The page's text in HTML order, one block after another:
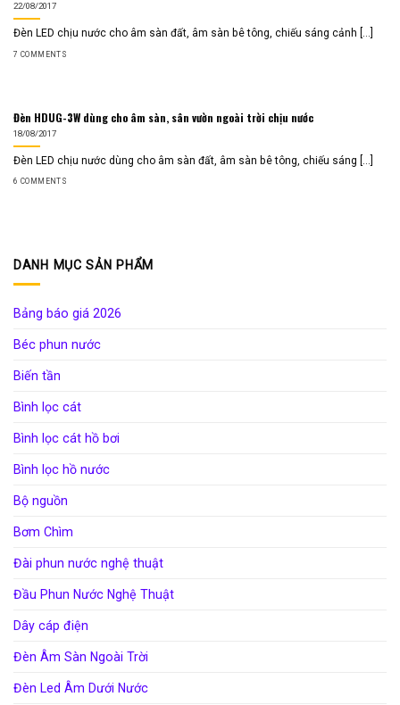
22/08/2017
Đèn LED chịu nước cho âm sàn đất, âm sàn bê tông, chiếu sáng cảnh [...]
7 COMMENTS
Đèn HDUG-3W dùng cho âm sàn, sân vườn ngoài trời chịu nước
18/08/2017
Đèn LED chịu nước dùng cho âm sàn đất, âm sàn bê tông, chiếu sáng [...]
6 COMMENTS
DANH MỤC SẢN PHẨM
Bảng báo giá 2026
Béc phun nước
Biến tần
Bình lọc cát
Bình lọc cát hồ bơi
Bình lọc hồ nước
Bộ nguồn
Bơm Chìm
Đài phun nước nghệ thuật
Đầu Phun Nước Nghệ Thuật
Dây cáp điện
Đèn Âm Sàn Ngoài Trời
Đèn Led Âm Dưới Nước